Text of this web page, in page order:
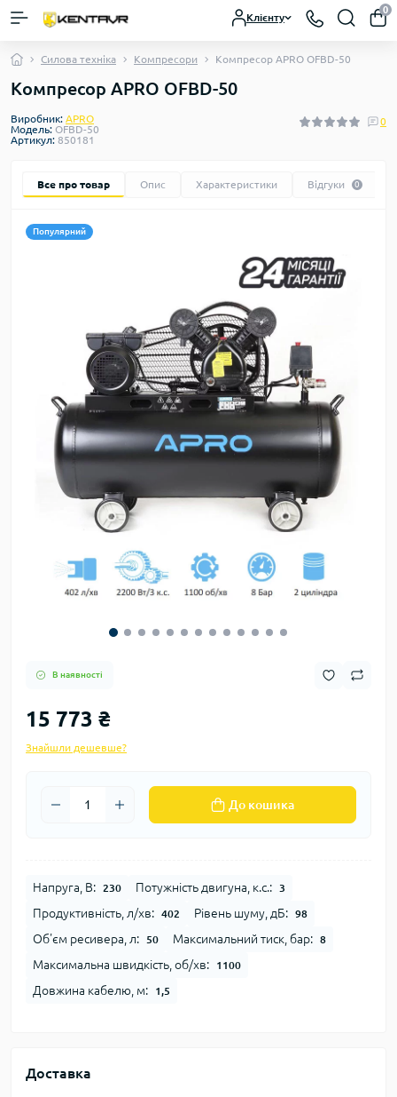
Клієнту
0
Силова техніка Компресори Компресор APRO OFBD-50
Компресор APRO OFBD-50
Виробник: APRO
Модель: OFBD-50
Артикул: 850181
0
Все про товар Опис Характеристики Відгуки 0
Популярний
В наявності
15 773 ₴
Знайшли дешевше?
До кошика
Напруга, В: 230 Потужність двигуна, к.с.: 3
Продуктивність, л/хв: 402 Рівень шуму, дБ: 98
Об'єм ресивера, л: 50 Максимальний тиск, бар: 8
Максимальна швидкість, об/хв: 1100
Довжина кабелю, м: 1,5
Доставка